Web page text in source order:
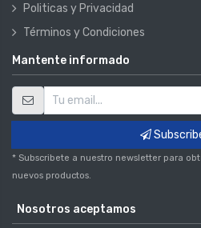
Politicas y Privacidad
Términos y Condiciones
Mantente informado
* Subscribete a nuestro newsletter para
nuevos productos.
Nosotros aceptamos